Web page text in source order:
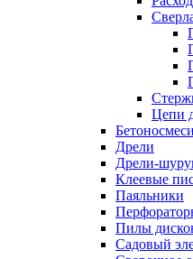
Цепи
Дрели
Дрели-
Клеевые
Паяльники
Пилы
Садовый